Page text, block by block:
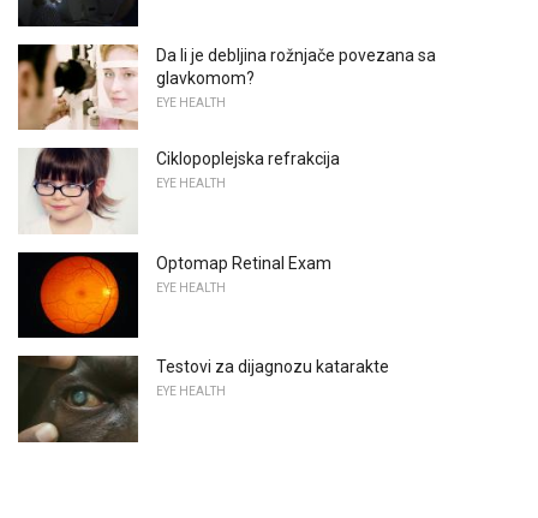
Da li je debljina rožnjače povezana sa
glavkomom?
EYE HEALTH
Ciklopoplejska refrakcija
EYE HEALTH
Optomap Retinal Exam
EYE HEALTH
Testovi za dijagnozu katarakte
EYE HEALTH